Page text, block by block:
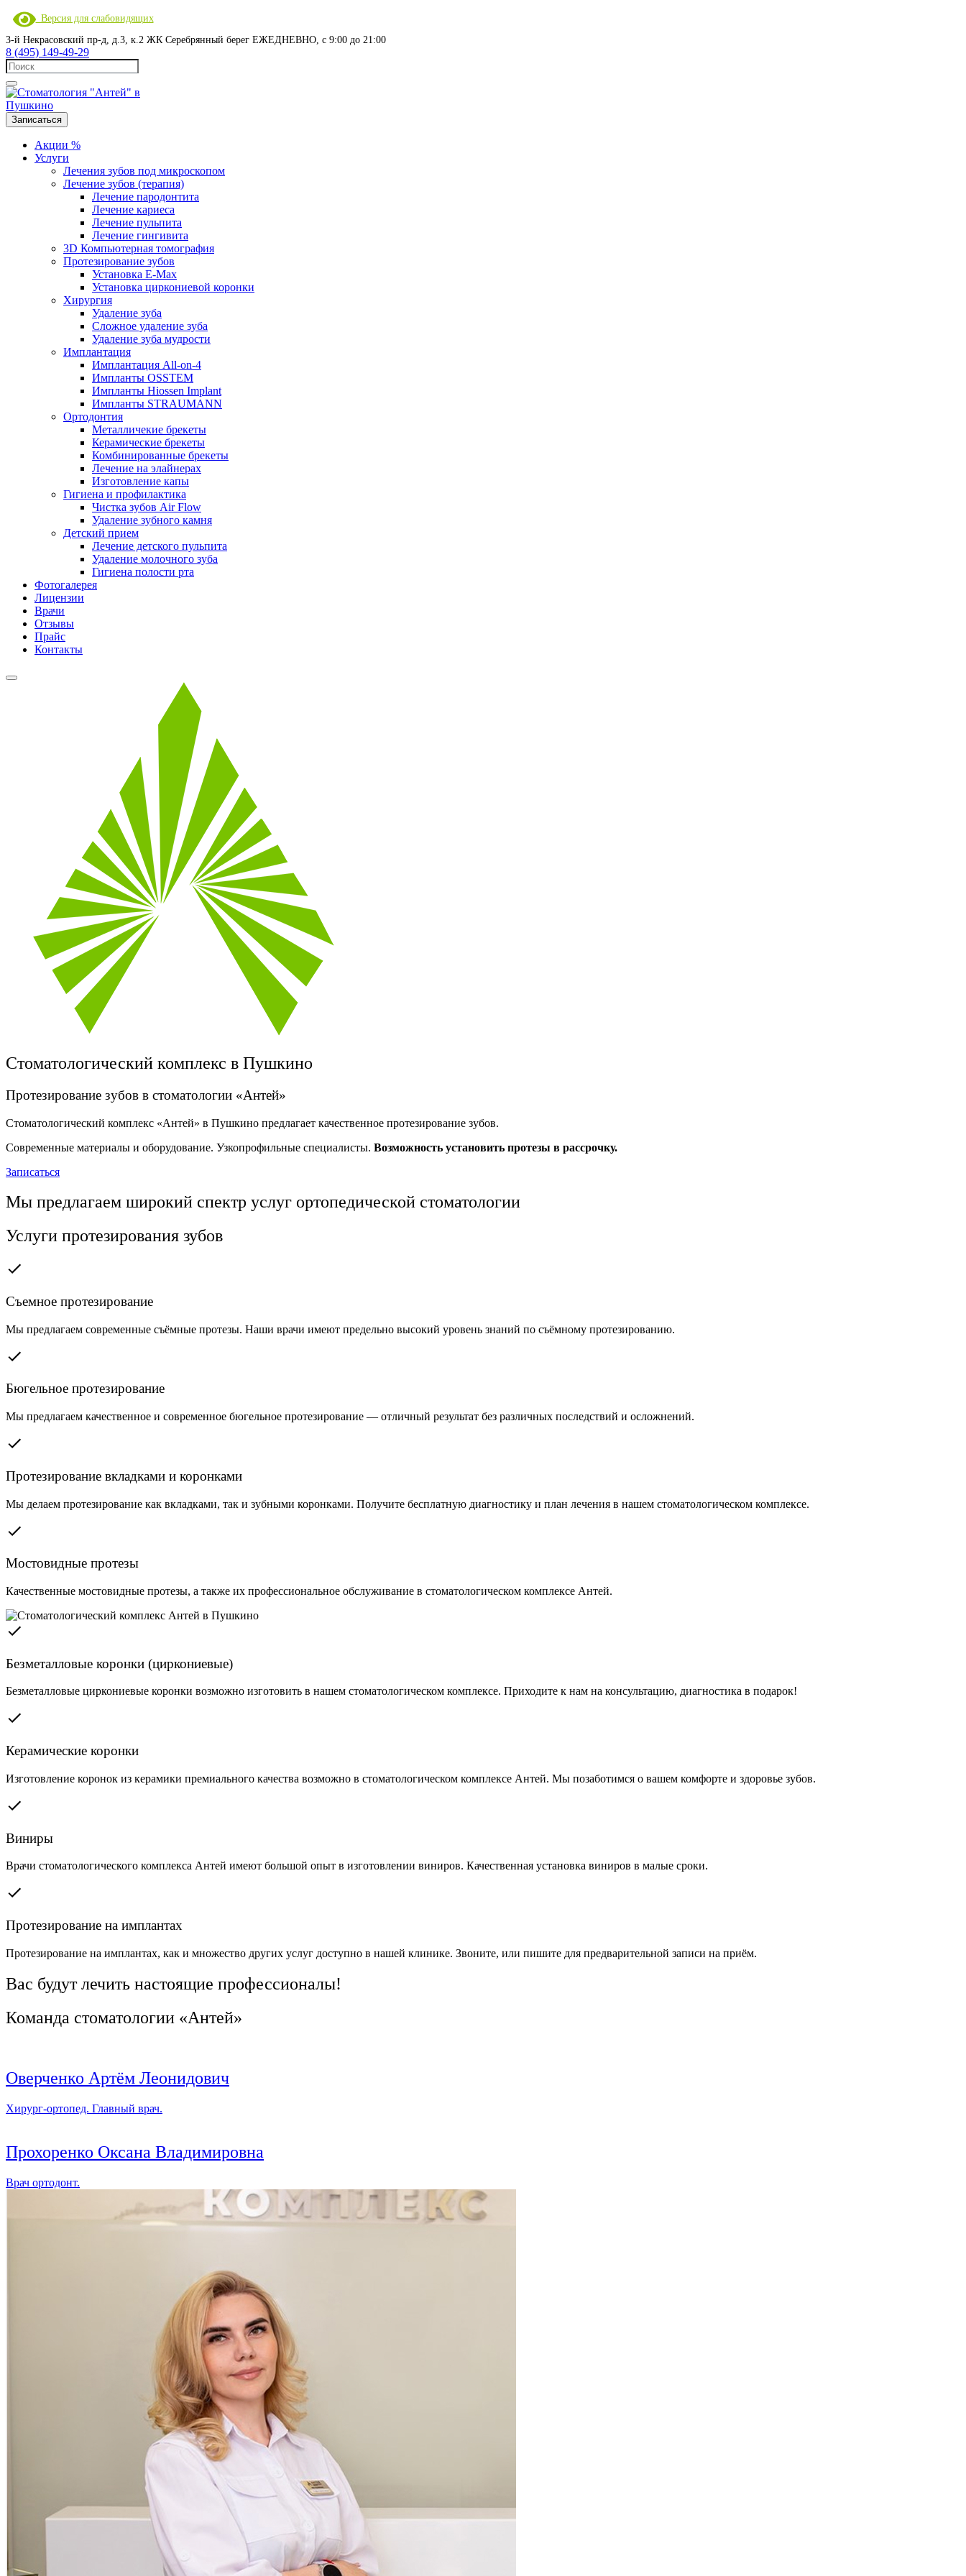
Версия для слабовидящих
3-й Некрасовский пр-д, д.3, к.2 ЖК Серебрянный берег ЕЖЕДНЕВНО, с 9:00 до 21:00
8 (495) 149-49-29
Записаться
Акции %
Услуги
Лечения зубов под микроскопом
Лечение зубов (терапия)
Лечение пародонтита
Лечение кариеса
Лечение пульпита
Лечение гингивита
3D Компьютерная томография
Протезирование зубов
Установка E-Max
Установка циркониевой коронки
Хирургия
Удаление зуба
Сложное удаление зуба
Удаление зуба мудрости
Имплантация
Имплантация All-on-4
Импланты OSSTEM
Импланты Hiossen Implant
Импланты STRAUMANN
Ортодонтия
Металличекие брекеты
Керамические брекеты
Комбинированные брекеты
Лечение на элайнерах
Изготовление капы
Гигиена и профилактика
Чистка зубов Air Flow
Удаление зубного камня
Детский прием
Лечение детского пульпита
Удаление молочного зуба
Гигиена полости рта
Фотогалерея
Лицензии
Врачи
Отзывы
Прайс
Контакты
Стоматологический комплекс в Пушкино
Протезирование зубов в стоматологии «Антей»
Стоматологический комплекс «Антей» в Пушкино предлагает качественное протезирование зубов.
Современные материалы и оборудование. Узкопрофильные специалисты. Возможность установить протезы в рассрочку.
Записаться
Мы предлагаем широкий спектр услуг ортопедической стоматологии
Услуги протезирования зубов
Съемное протезирование
Мы предлагаем современные съёмные протезы. Наши врачи имеют предельно высокий уровень знаний по съёмному протезированию.
Бюгельное протезирование
Мы предлагаем качественное и современное бюгельное протезирование — отличный результат без различных последствий и осложнений.
Протезирование вкладками и коронками
Мы делаем протезирование как вкладками, так и зубными коронками. Получите бесплатную диагностику и план лечения в нашем стоматологическом комплексе.
Мостовидные протезы
Качественные мостовидные протезы, а также их профессиональное обслуживание в стоматологическом комплексе Антей.
Безметалловые коронки (циркониевые)
Безметалловые циркониевые коронки возможно изготовить в нашем стоматологическом комплексе. Приходите к нам на консультацию, диагностика в подарок!
Керамические коронки
Изготовление коронок из керамики премиального качества возможно в стоматологическом комплексе Антей. Мы позаботимся о вашем комфорте и здоровье зубов.
Виниры
Врачи стоматологического комплекса Антей имеют большой опыт в изготовлении виниров. Качественная установка виниров в малые сроки.
Протезирование на имплантах
Протезирование на имплантах, как и множество других услуг доступно в нашей клинике. Звоните, или пишите для предварительной записи на приём.
Вас будут лечить настоящие профессионалы!
Команда стоматологии «Антей»
Оверченко Артём Леонидович
Хирург-ортопед. Главный врач.
Прохоренко Оксана Владимировна
Врач ортодонт.